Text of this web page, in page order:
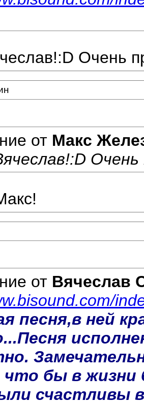
Очень
от Макс
от Вячеслав
песня,в ней
бы в жизни
счастливы